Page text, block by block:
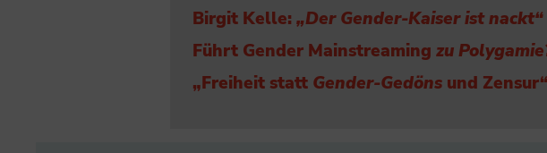
Birgit Kelle: „Der Gender-Kaiser ist nackt“
Führt Gender Mainstreaming zu
„Freiheit statt Gender-Gedöns und Zensur“